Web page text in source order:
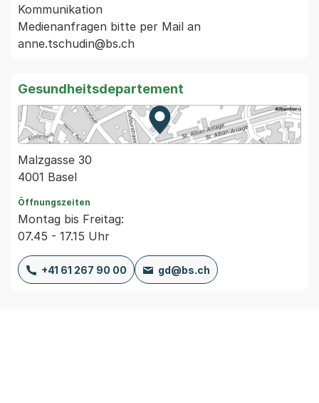
Kommunikation
Medienanfragen bitte per Mail an
Gesundheitsdepartement
Zur Karte von MapBS.
Externer Link, wird in einem
Malzgasse 30
4001 Basel
Öffnungszeiten
Montag bis Freitag:
07.45 - 17.15 Uhr
+41 61 267 90 00 gd@bs.ch